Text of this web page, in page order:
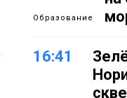
Образование
16:41